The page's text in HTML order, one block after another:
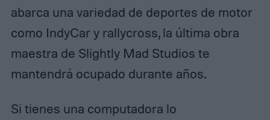
abarca una variedad de deportes de motor
como IndyCar y rallycross, la última obra
maestra de Slightly Mad Studios te
mantendrá ocupado durante años.
Si tienes una computadora lo